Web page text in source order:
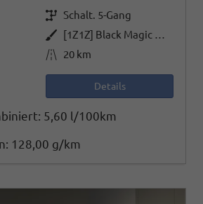
Getriebe Schalt. 5-Gang
Außenfarbe
[1Z1Z] Black Magic Metallic
Kilometerstand 20 km
Details
5,60 l/100km
128,00 g/km